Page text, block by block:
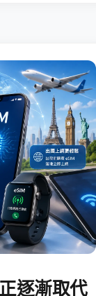
逐漸取代